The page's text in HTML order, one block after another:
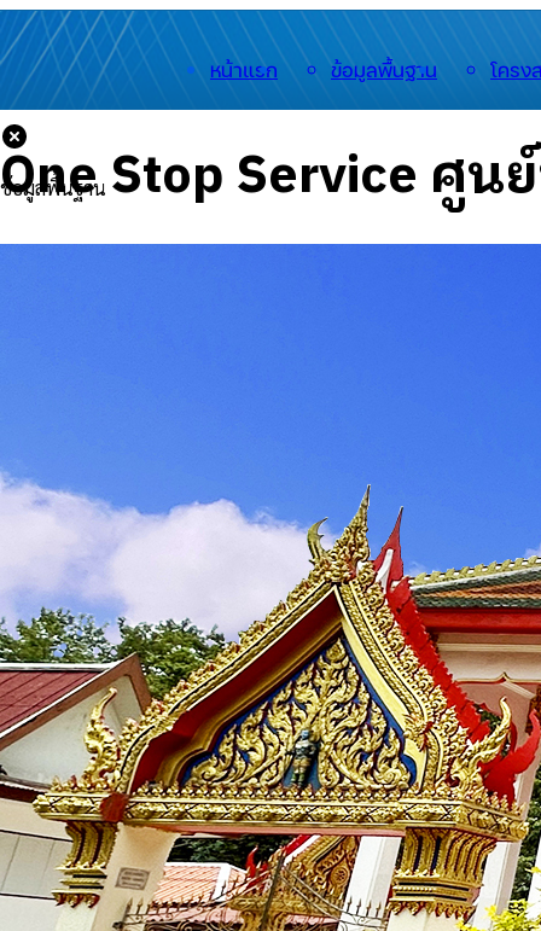
หน้าแรก ข้อมูลพื้นฐาน โครง
ข้อมูลพื้นฐาน
🟡คณะผู้บริหาร
🟡สำนักงานปลัด
🟡กองการศึกษา ศาสนา และวัฒนธรรม
ข้อมูลการดำเนินงาน
One Stop Service ศู